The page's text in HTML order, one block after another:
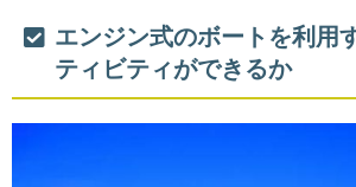
エンジン式のボートを利用
ティビティができるか